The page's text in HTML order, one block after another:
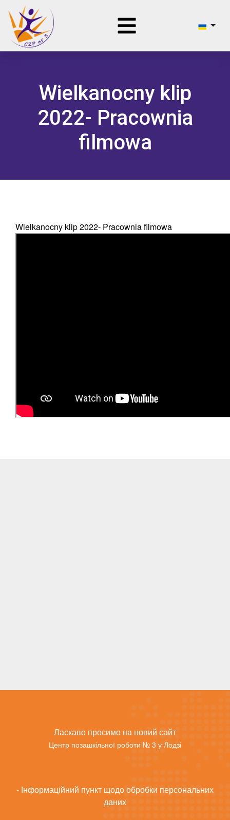
Wielkanocny klip
2022- Pracownia
filmowa
Wielkanocny klip 2022- Pracownia filmowa
Ласкаво просимо на новий сайт
Центр позашкільної роботи № 3 у Лодзі
- Інформаційний пункт щодо обробки персональних
даних